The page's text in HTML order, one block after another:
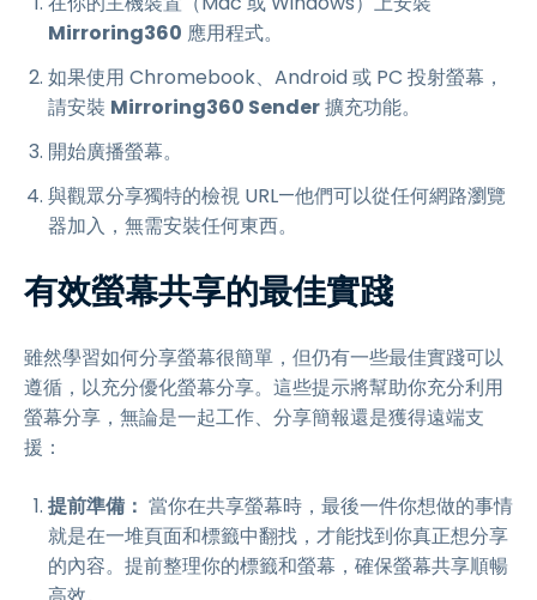
Mirroring360 應用程式。
如果使用 Chromebook、Android 或 PC 投射螢幕，
請安裝 Mirroring360 Sender擴充功能。
開始廣播螢幕。
與觀眾分享獨特的檢視 URL—他們可以從任何網路瀏覽
器加入，無需安裝任何東西。
有效螢幕共享的最佳實踐
雖然學習如何分享螢幕很簡單，但仍有一些最佳實踐可以
遵循，以充分優化螢幕分享。這些提示將幫助你充分利用
螢幕分享，無論是一起工作、分享簡報還是獲得遠端支
援：
提前準備： 當你在共享螢幕時，最後一件你想做的事情
就是在一堆頁面和標籤中翻找，才能找到你真正想分享
的內容。提前整理你的標籤和螢幕，確保螢幕共享順暢